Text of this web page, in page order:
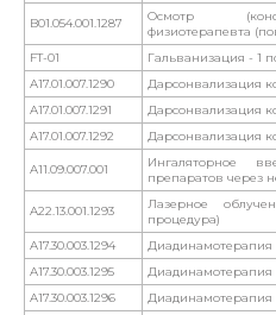
B01.054.001.1287
Осмотр
физиотерапевта
FT-01 Гальванизация - 1
A17.01.007.1290
Дарсонвализация
A17.01.007.1291
Дарсонвализация
A17.01.007.1292
Дарсонвализация
A11.09.007.001
Ингаляторное
препаратов через
A22.13.001.1293
Лазерное
процедура)
A17.30.003.1294 Диадинамотерапия
A17.30.003.1295
Диадинамотерапия
A17.30.003.1296
Диадинамотерапия